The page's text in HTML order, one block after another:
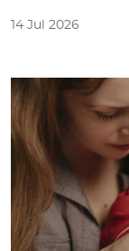
14 Jul 2026